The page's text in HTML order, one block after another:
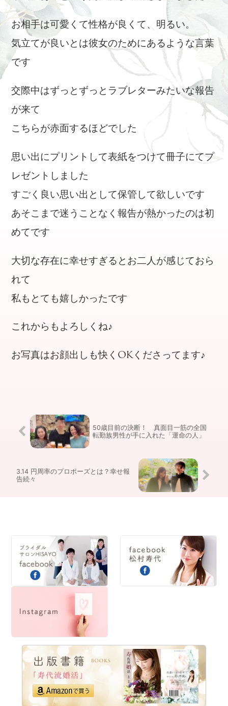
お相手は可愛くて性格が良くて、明るい。
気立てが良いとは彼女のためにあるような言葉
です
交際中はずっとずっとラブレターみたいな報告
が来て
こちらが赤面するほどでした
思い出にプリントして表紙をつけて冊子にてプ
レゼントしました
すごく良い思い出として保管して欲しいです
あそこまで迷うことなく報告が熱かったのは初
めてです
大切な存在に幸せすぎるとお二人が感じておら
れて
私もとても嬉しかったです
これからもよろしくね♪
お写真はお顔出しも快くOKくださってます♪
50歳目前の決断！ 真面目一筋の全国
転勤族男性が手に入れた「運命の人」
3.14 円周率のプロポーズとは？幸せ報
告続々